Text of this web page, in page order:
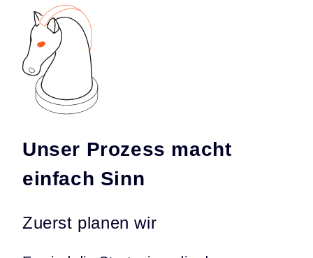
Unser Prozess macht
einfach Sinn
Zuerst planen wir